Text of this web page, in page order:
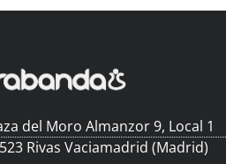
del Moro Almanzor 9, Local 1
Rivas Vaciamadrid (Madrid)